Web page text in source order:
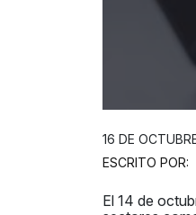
16 DE
ESCRITO POR:
El 14 de